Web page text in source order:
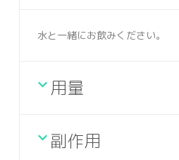
水と一緒にお飲みください。
用量
副作用